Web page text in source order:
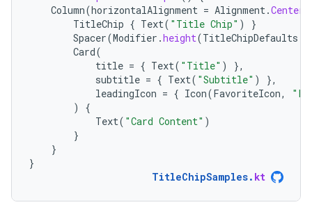
Column(horizontalAlignment = Alignment .
TitleChip { Text( "Title Chip" )
}
Spacer(Modifier .height(TitleChipDefaults
Card(
title = { Text( "Title" )
},
subtitle = { Text( "Subtitle" )
},
leadingIcon = { Icon(FavoriteIcon,
)
{
Text( "Card Content" )
}
}
}
TitleChipSamples. kt